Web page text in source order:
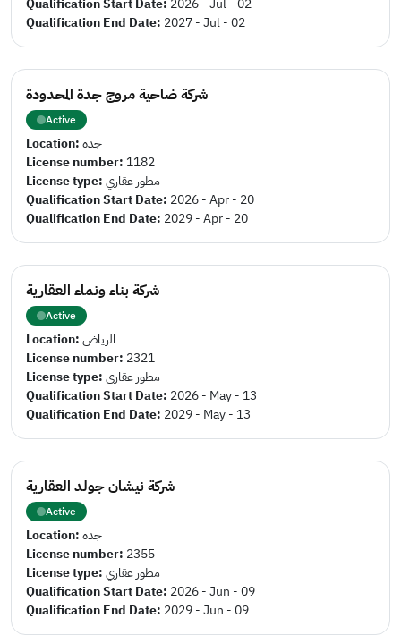
Qualification Start Date: 2026 - Jul - 02
Qualification End Date: 2027 - Jul - 02
شركة ضاحية مروج جدة المحدودة
Active
Location:جده
License number: 1182
License type:مطور عقاري
Qualification Start Date: 2026 - Apr - 20
Qualification End Date: 2029 - Apr - 20
شركة بناء ونماء العقارية
Active
Location:الرياض
License number: 2321
License type:مطور عقاري
Qualification Start Date: 2026 - May - 13
Qualification End Date: 2029 - May - 13
شركة نيشان جولد العقارية
Active
Location:جده
License number: 2355
License type:مطور عقاري
Qualification Start Date: 2026 - Jun - 09
Qualification End Date: 2029 - Jun - 09